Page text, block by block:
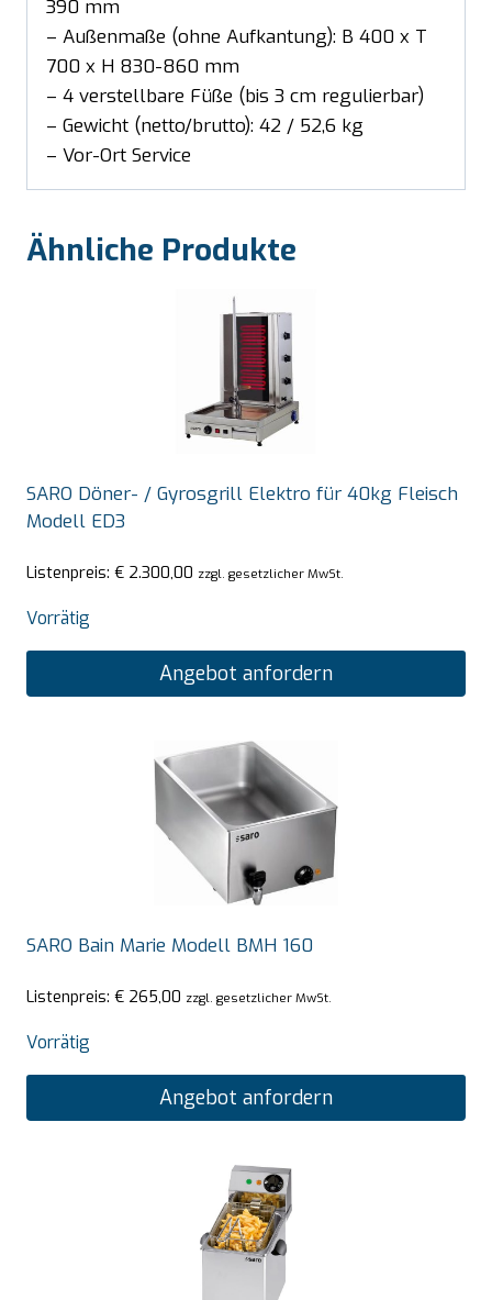
390 mm
– Außenmaße (ohne Aufkantung): B 400 x T
700 x H 830-860 mm
– 4 verstellbare Füße (bis 3 cm regulierbar)
– Gewicht (netto/brutto): 42 / 52,6 kg
– Vor-Ort Service
Ähnliche Produkte
SARO Döner- / Gyrosgrill Elektro für 40kg Fleisch
Modell ED3
Listenpreis: € 2.300,00 zzgl. gesetzlicher MwSt.
Vorrätig
Angebot anfordern
SARO Bain Marie Modell BMH 160
Listenpreis: € 265,00 zzgl. gesetzlicher MwSt.
Vorrätig
Angebot anfordern